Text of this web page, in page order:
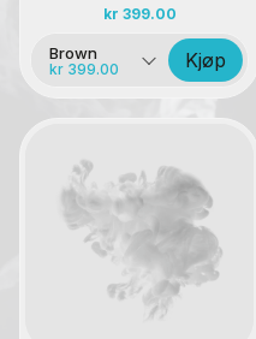
kr 399.00
Brown
kr 399.00 Kjøp
Kontakt oss